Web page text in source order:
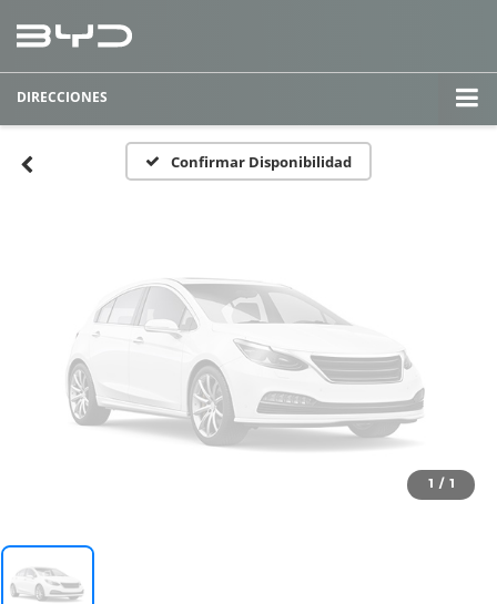
DIRECCIONES
Confirmar Disponibilidad
Por favor, revise luego
1 / 1